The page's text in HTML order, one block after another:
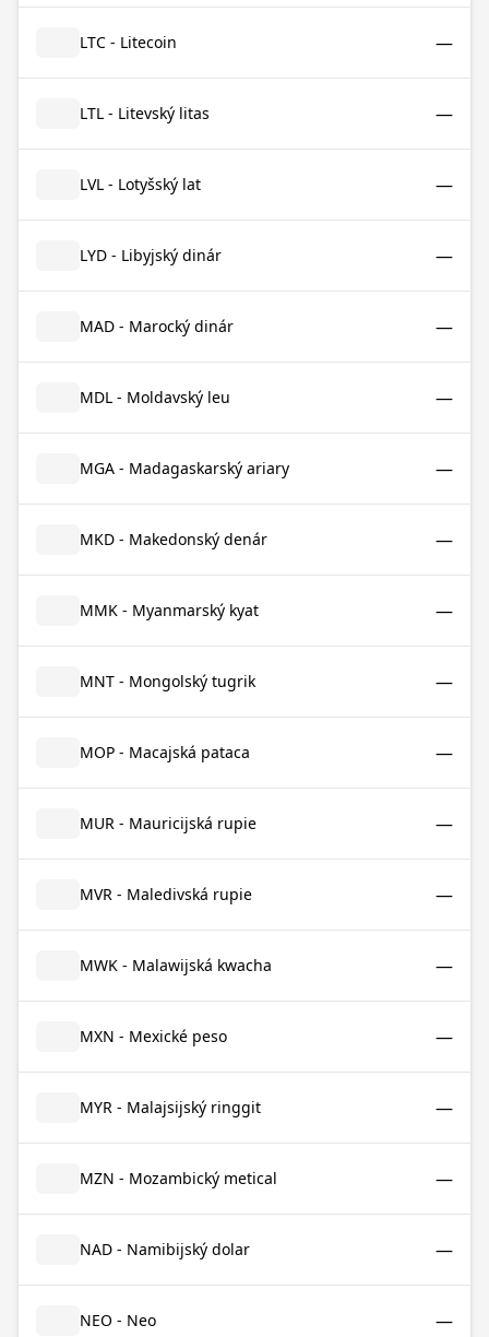
LTC - Litecoin —
LTL - Litevský litas —
LVL - Lotyšský lat —
LYD - Libyjský dinár —
MAD - Marocký dinár —
MDL - Moldavský leu —
MGA - Madagaskarský ariary —
MKD - Makedonský denár —
MMK - Myanmarský kyat —
MNT - Mongolský tugrik —
MOP - Macajská pataca —
MUR - Mauricijská rupie —
MVR - Maledivská rupie —
MWK - Malawijská kwacha —
MXN - Mexické peso —
MYR - Malajsijský ringgit —
MZN - Mozambický metical —
NAD - Namibijský dolar —
NEO - Neo —